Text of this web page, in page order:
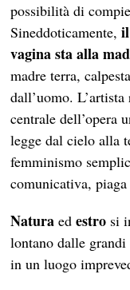
possibilità di
Sineddoticamente,
vagina sta alla
madre terra,
dall’uomo.
centrale dell’opera
legge dal cielo alla
femminismo
comunicativa,
Natura edestro si
lontano dalle grandi
in un luogo